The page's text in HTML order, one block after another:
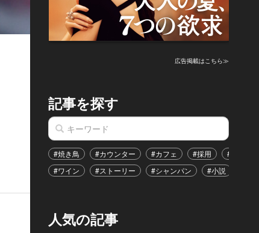
広告掲載はこちら≫
記事を探す
#焼き鳥 #カウンター #カフェ #採用
#恋愛
#ワイン
#ストーリー #シャンパン #小説
人気の記事